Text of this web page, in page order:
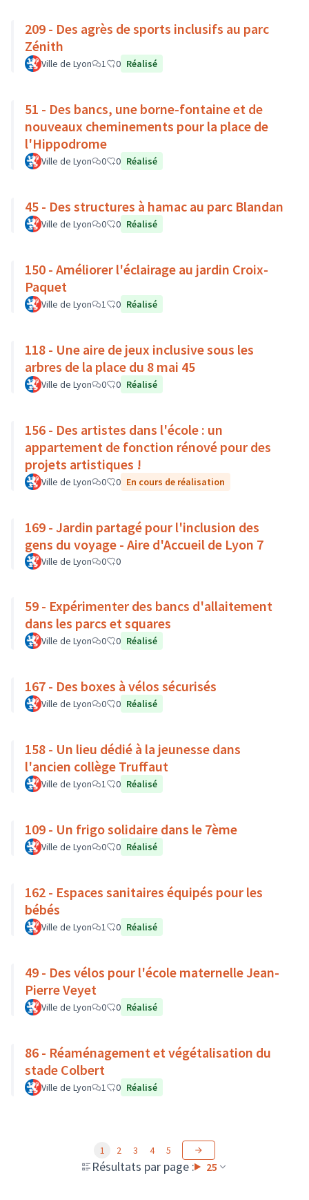
209 - Des agrès de sports inclusifs au parc
Zénith
Ville de Lyon 1 0 Réalisé
51 - Des bancs, une borne-fontaine et de
nouveaux cheminements pour la place de
l'Hippodrome
Ville de Lyon 0 0 Réalisé
45 - Des structures à hamac au parc Blandan
Ville de Lyon 0 0 Réalisé
150 - Améliorer l'éclairage au jardin Croix-
Paquet
Ville de Lyon 1 0 Réalisé
118 - Une aire de jeux inclusive sous les
arbres de la place du 8 mai 45
Ville de Lyon 0 0 Réalisé
156 - Des artistes dans l'école : un
appartement de fonction rénové pour des
projets artistiques !
Ville de Lyon 0 0 En cours de réalisation
169 - Jardin partagé pour l'inclusion des
gens du voyage - Aire d'Accueil de Lyon 7
Ville de Lyon 0 0
59 - Expérimenter des bancs d'allaitement
dans les parcs et squares
Ville de Lyon 0 0 Réalisé
167 - Des boxes à vélos sécurisés
Ville de Lyon 0 0 Réalisé
158 - Un lieu dédié à la jeunesse dans
l'ancien collège Truffaut
Ville de Lyon 1 0 Réalisé
109 - Un frigo solidaire dans le 7ème
Ville de Lyon 0 0 Réalisé
162 - Espaces sanitaires équipés pour les
bébés
Ville de Lyon 1 0 Réalisé
49 - Des vélos pour l'école maternelle Jean-
Pierre Veyet
Ville de Lyon 0 0 Réalisé
86 - Réaménagement et végétalisation du
stade Colbert
Ville de Lyon 1 0 Réalisé
Résultats par page : 25
1 2 3 4 5